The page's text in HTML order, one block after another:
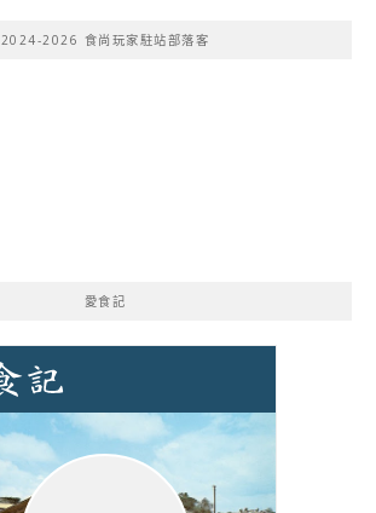
2024-2026 食尚玩家駐站部落客
愛食記